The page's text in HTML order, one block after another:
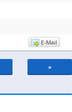
E-Mail
»